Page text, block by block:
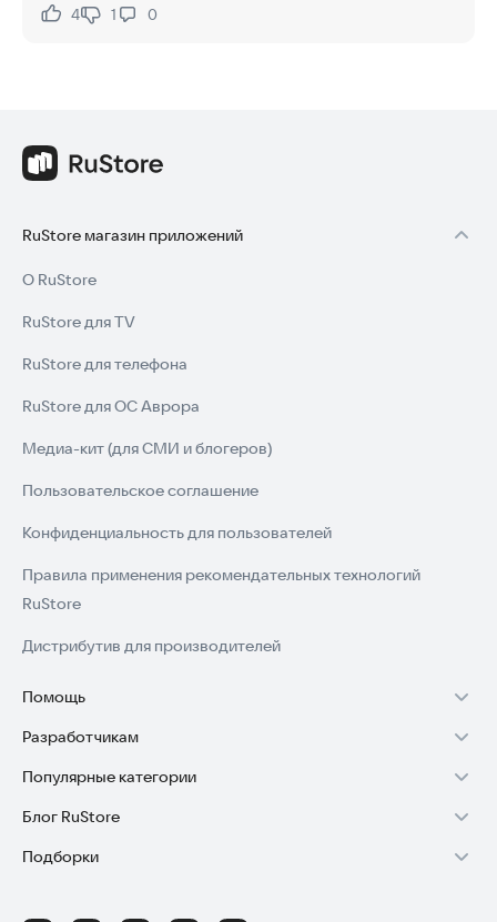
Нравится:
4Не нравится:
1 0
RuStore магазин приложений
О RuStore
RuStore для TV
RuStore для телефона
RuStore для ОС Аврора
Медиа-кит (для СМИ и блогеров)
Пользовательское соглашение
Конфиденциальность для пользователей
Правила применения рекомендательных технологий
RuStore
Дистрибутив для производителей
Помощь
Установка RuStore на TV
Установка RuStore на телефон
Установка RuStore в машину
Помощь пользователям RuStore
Разработчикам
Зарабатывать с RuStore
Стать разработчиком
Доступ к RuStore Консоль
Популярные категории
Игры для Android
Приложения банков
Блог RuStore
Обзоры игр для Android 2025
Подборки